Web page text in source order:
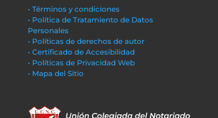
• Términos y condiciones
• Política de Tratamiento de Datos
Personales
• Políticas de derechos de autor
• Certificado de Accesibilidad
• Políticas de Privacidad Web
• Mapa del Sitio